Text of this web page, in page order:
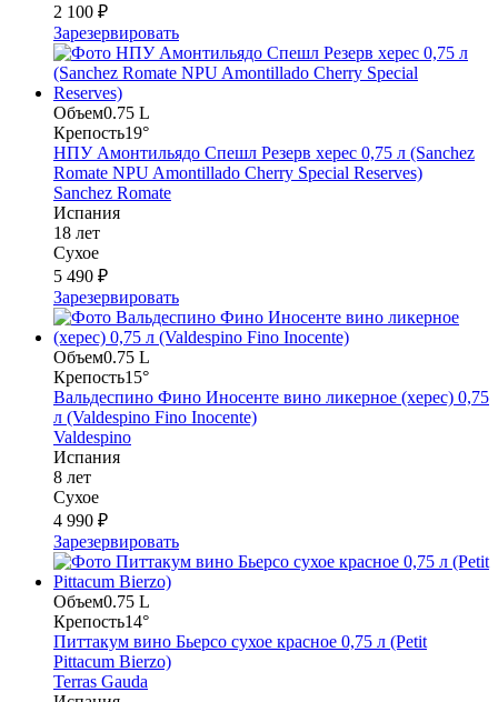
2 100 ₽
Зарезервировать
Объем0.75 L
Крепость19°
НПУ Амонтильядо Спешл Резерв херес 0,75 л (Sanchez
Romate NPU Amontillado Cherry Special Reserves)
Sanchez Romate
Испания
18 лет
Сухое
5 490 ₽
Зарезервировать
Объем0.75 L
Крепость15°
Вальдеспино Фино Иносенте вино ликерное (херес) 0,75
л (Valdespino Fino Inocente)
Valdespino
Испания
8 лет
Сухое
4 990 ₽
Зарезервировать
Объем0.75 L
Крепость14°
Питтакум вино Бьерсо сухое красное 0,75 л (Petit
Pittacum Bierzo)
Terras Gauda